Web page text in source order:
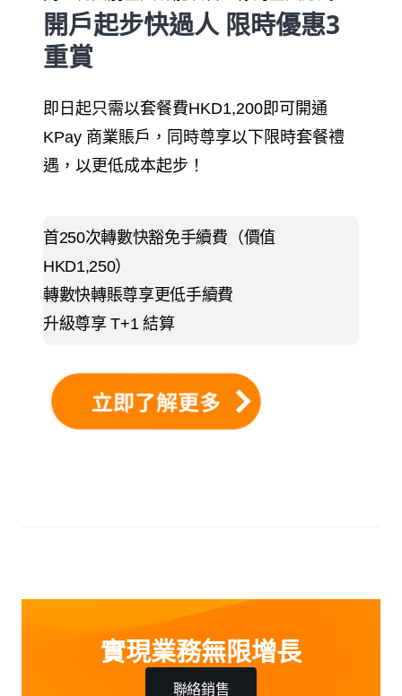
開戶起步快過人 限時優惠3
重賞
即日起只需以套餐費HKD1,200即可開通
KPay 商業賬戶 ，同時尊享以下限時套餐禮
遇，以更低成本起步！
首250次轉數快豁免手續費（價值
HKD1,250）
轉數快轉賬尊享更低手續費
升級尊享 T+1 結算
實現業務無限增長
聯絡銷售